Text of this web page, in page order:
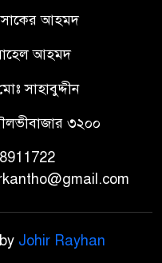
সাকের আহমদ
আহমদ
সাহাবুদ্দীন
৩২০০
Johir Rayhan